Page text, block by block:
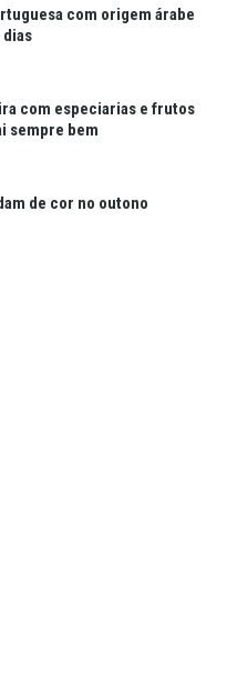
com origem árabe
dias
com especiarias e frutos
sempre bem
de cor no outono